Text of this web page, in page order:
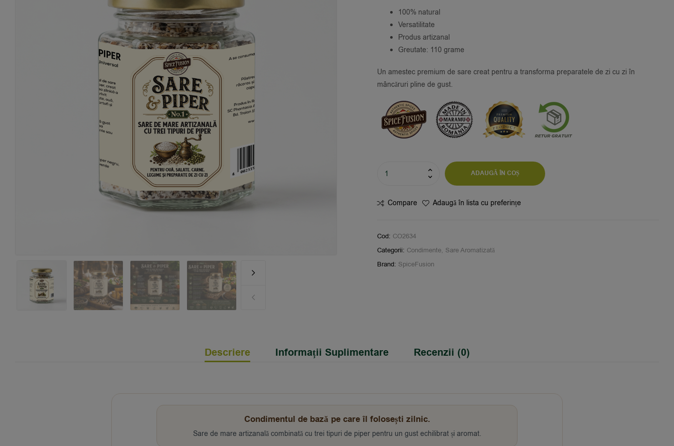
100% natural
Versatilitate
Produs artizanal
Greutate: 110 grame
Un amestec premium de sare creat pentru a transforma preparatele de zi cu zi în
mâncăruri pline de gust.
ADAUGĂ ÎN COȘ
Compare Adaugă în lista cu preferințe
Cod: CO2634
Categorii: Condimente, Sare Aromatizată
Brand: SpiceFusion
Descriere Informații Suplimentare Recenzii (0)
Condimentul de bază pe care îl folosești zilnic.
Sare de mare artizanală combinată cu trei tipuri de piper pentru un gust echilibrat și aromat.